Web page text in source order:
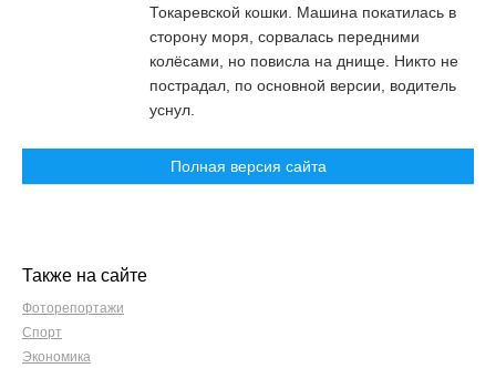
Токаревской кошки. Машина покатилась в
сторону моря, сорвалась передними
колёсами, но повисла на днище. Никто не
пострадал, по основной версии, водитель
уснул.
Полная версия сайта
Также на сайте
Фоторепортажи
Спорт
Экономика